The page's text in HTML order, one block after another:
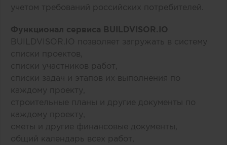
учетом требований российских потребителей.
Функционал сервиса BUILDVISOR.IO
BUILDVISOR.IO позволяет загружать в систему
списки проектов,
списки участников работ,
списки задач и этапов их выполнения по
каждому проекту,
строительные планы и другие документы по
каждому проекту,
сметы и другие финансовые документы,
общий календарь всех работ,